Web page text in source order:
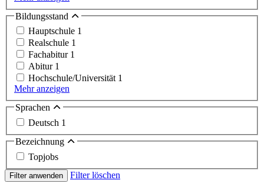
Bildungsstand
Hauptschule 1
Realschule 1
Fachabitur 1
Abitur 1
Hochschule/Universität 1
Mehr anzeigen
Sprachen
Deutsch 1
Bezeichnung
Topjobs
Filter anwenden Filter löschen